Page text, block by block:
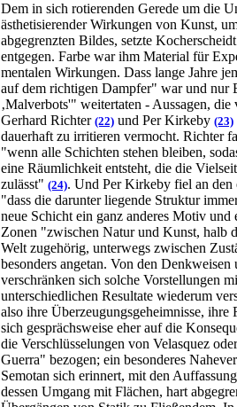
Dem in sich rotierenden Gerede um die
ästhetisierender Wirkungen von Kunst,
abgegrenzten Bildes, setzte
entgegen. Farbe war ihm Material für
mentalen Wirkungen. Dass lange Jahre
auf dem richtigen Dampfer" war und nur
‚Malverbots'" weitertaten - Aussagen, die
Gerhard Richter (22) und Per Kirkeby (23)
dauerhaft zu irritieren vermocht. Richter
"wenn alle Schichten stehen bleiben,
eine Räumlichkeit entsteht, die die
zulässt" (24). Und Per Kirkeby fiel an den
"dass die darunter liegende Struktur
neue Schicht ein ganz anderes Motiv und
Zonen "zwischen Natur und Kunst, halb
Welt zugehörig, unterwegs zwischen
besonders angetan. Von den Denkweisen
verschränken sich solche Vorstellungen
unterschiedlichen Resultate wiederum
also ihre Überzeugungsgeheimnisse,
sich gesprächsweise eher auf die
die Verschlüsselungen von Velasquez
Guerra" bezogen; ein besonderes
Semotan sich erinnert, mit den
dessen Umgang mit Flächen, hart